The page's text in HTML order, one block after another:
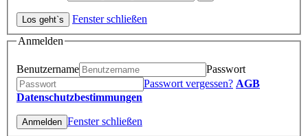
Fenster schließen
Anmelden
Benutzername
Passwort
Passwort vergessen? AGB
Datenschutzbestimmungen
Fenster schließen